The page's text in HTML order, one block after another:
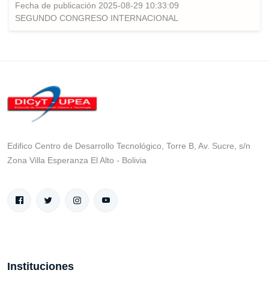
Fecha de publicación 2025-08-29 10:33:09
SEGUNDO CONGRESO INTERNACIONAL
Edifico Centro de Desarrollo Tecnológico, Torre B, Av. Sucre, s/n
Zona Villa Esperanza El Alto - Bolivia
Instituciones